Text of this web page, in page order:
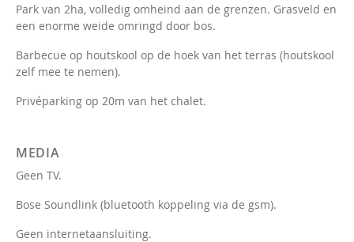
Park van 2ha, volledig omheind aan de grenzen. Grasveld en
een enorme weide omringd door bos.
Barbecue op houtskool op de hoek van het terras (houtskool
zelf mee te nemen).
Privéparking op 20m van het chalet.
MEDIA
Geen TV.
Bose Soundlink (bluetooth koppeling via de gsm).
Geen internetaansluiting.